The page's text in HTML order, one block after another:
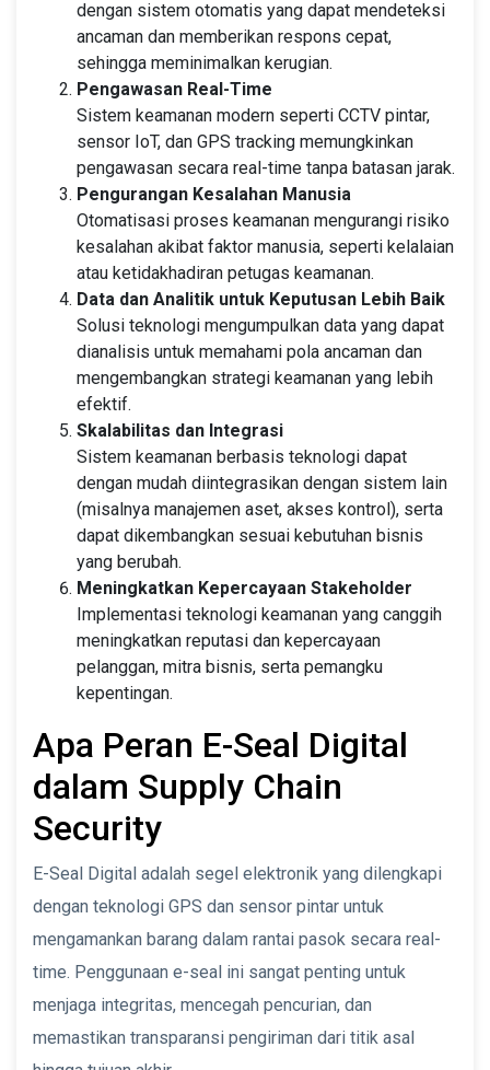
dengan sistem otomatis yang dapat mendeteksi
ancaman dan memberikan respons cepat,
sehingga meminimalkan kerugian.
Pengawasan Real-Time
Sistem keamanan modern seperti CCTV pintar,
sensor IoT, dan GPS tracking memungkinkan
pengawasan secara real-time tanpa batasan jarak.
Pengurangan Kesalahan Manusia
Otomatisasi proses keamanan mengurangi risiko
kesalahan akibat faktor manusia, seperti kelalaian
atau ketidakhadiran petugas keamanan.
Data dan Analitik untuk Keputusan Lebih Baik
Solusi teknologi mengumpulkan data yang dapat
dianalisis untuk memahami pola ancaman dan
mengembangkan strategi keamanan yang lebih
efektif.
Skalabilitas dan Integrasi
Sistem keamanan berbasis teknologi dapat
dengan mudah diintegrasikan dengan sistem lain
(misalnya manajemen aset, akses kontrol), serta
dapat dikembangkan sesuai kebutuhan bisnis
yang berubah.
Meningkatkan Kepercayaan Stakeholder
Implementasi teknologi keamanan yang canggih
meningkatkan reputasi dan kepercayaan
pelanggan, mitra bisnis, serta pemangku
kepentingan.
Apa Peran E-Seal Digital
dalam Supply Chain
Security
E-Seal Digital adalah segel elektronik yang dilengkapi
dengan teknologi GPS dan sensor pintar untuk
mengamankan barang dalam rantai pasok secara real-
time. Penggunaan e-seal ini sangat penting untuk
menjaga integritas, mencegah pencurian, dan
memastikan transparansi pengiriman dari titik asal